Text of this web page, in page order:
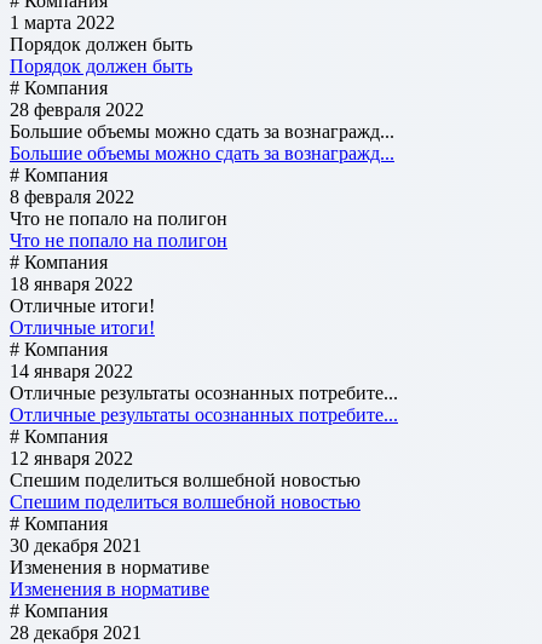
1 марта 2022
Порядок должен быть
Порядок должен быть
# Компания
28 февраля 2022
Большие объемы можно сдать за вознагражд...
Большие объемы можно сдать за вознагражд...
# Компания
8 февраля 2022
Что не попало на полигон
Что не попало на полигон
# Компания
18 января 2022
Отличные итоги!
Отличные итоги!
# Компания
14 января 2022
Отличные результаты осознанных потребите...
Отличные результаты осознанных потребите...
# Компания
12 января 2022
Спешим поделиться волшебной новостью
Спешим поделиться волшебной новостью
# Компания
30 декабря 2021
Изменения в нормативе
Изменения в нормативе
# Компания
28 декабря 2021